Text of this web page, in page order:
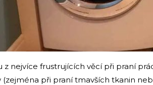
z nejvíce frustrujících věcí při praní
(zejména při praní tmavších tkanin